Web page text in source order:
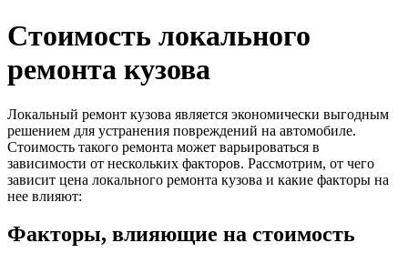
Стоимость локального
ремонта кузова
Локальный ремонт кузова является экономически выгодным
решением для устранения повреждений на автомобиле.
Стоимость такого ремонта может варьироваться в
зависимости от нескольких факторов. Рассмотрим, от чего
зависит цена локального ремонта кузова и какие факторы на
нее влияют:
Факторы, влияющие на стоимость